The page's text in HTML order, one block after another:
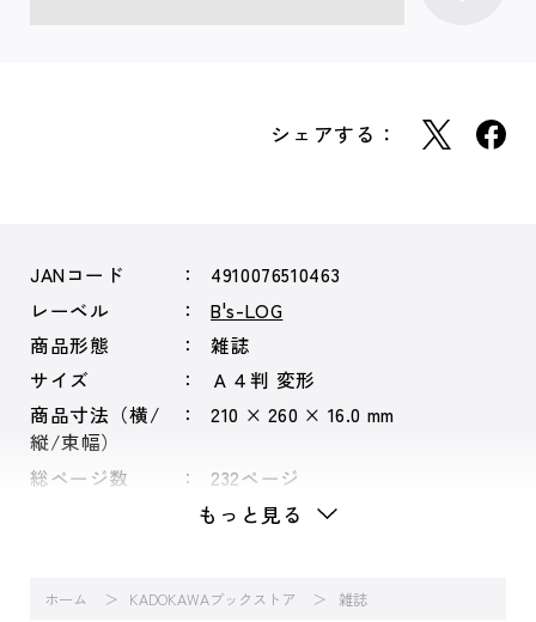
シェアする：
JANコード
4910076510463
レーベル
B's-LOG
商品形態
雑誌
サイズ
Ａ４判 変形
商品寸法（横/
縦/束幅）
210 × 260 × 16.0 mm
総ページ数 232ページ
もっと見る
ホーム KADOKAWAブックストア 雑誌